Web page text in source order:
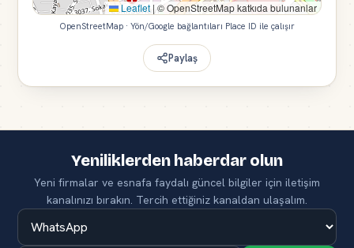
Leaflet|© OpenStreetMap katkıda bulunanlar
OpenStreetMap · Yön/Google bağlantıları Place ID ile çalışır
Paylaş
Yeniliklerden haberdar olun
Yeni firmalar ve esnafa faydalı güncel bilgiler için iletişim
kanalınızı bırakın. Tercih ettiğiniz kanaldan ulaşalım.